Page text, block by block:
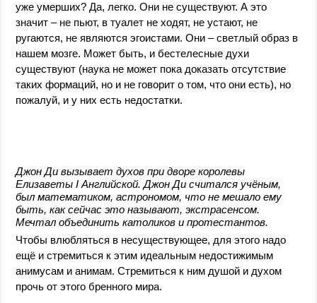
уже умерших? Да, легко. Они не существуют. А это
значит – не пьют, в туалет не ходят, не устают, не
ругаются, не являются эгоистами. Они – светлый образ в
нашем мозге. Может быть, и бестелесные духи
существуют (наука не может пока доказать отсутствие
таких формаций, но и не говорит о том, что они есть), но
пожалуй, и у них есть недостатки.
Джон Ди вызывает духов при дворе королевы
Елизаветы I Английской. Джон Ди считался учёным,
был математиком, астрономом, что не мешало ему
быть, как сейчас это называют, экстрасенсом.
Мечтал объединить католиков и протестантов.
Чтобы влюбляться в несуществующее, для этого надо
ещё и стремиться к этим идеальным недостижимым
анимусам и анимам. Стремиться к ним душой и духом
прочь от этого бренного мира.